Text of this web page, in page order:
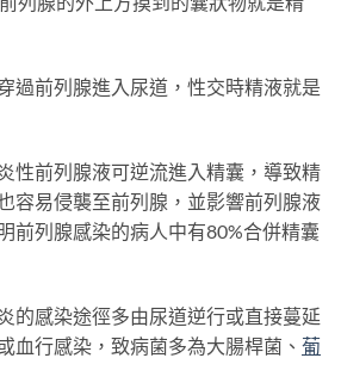
過前列腺進入尿道，性交時精液就是
性前列腺液可逆流進入精囊，導致精
容易侵襲至前列腺，並影響前列腺液
前列腺感染的病人中有80%合併精囊
的感染途徑多由尿道逆行或直接蔓延
血行感染，致病菌多為大腸桿菌、 葡